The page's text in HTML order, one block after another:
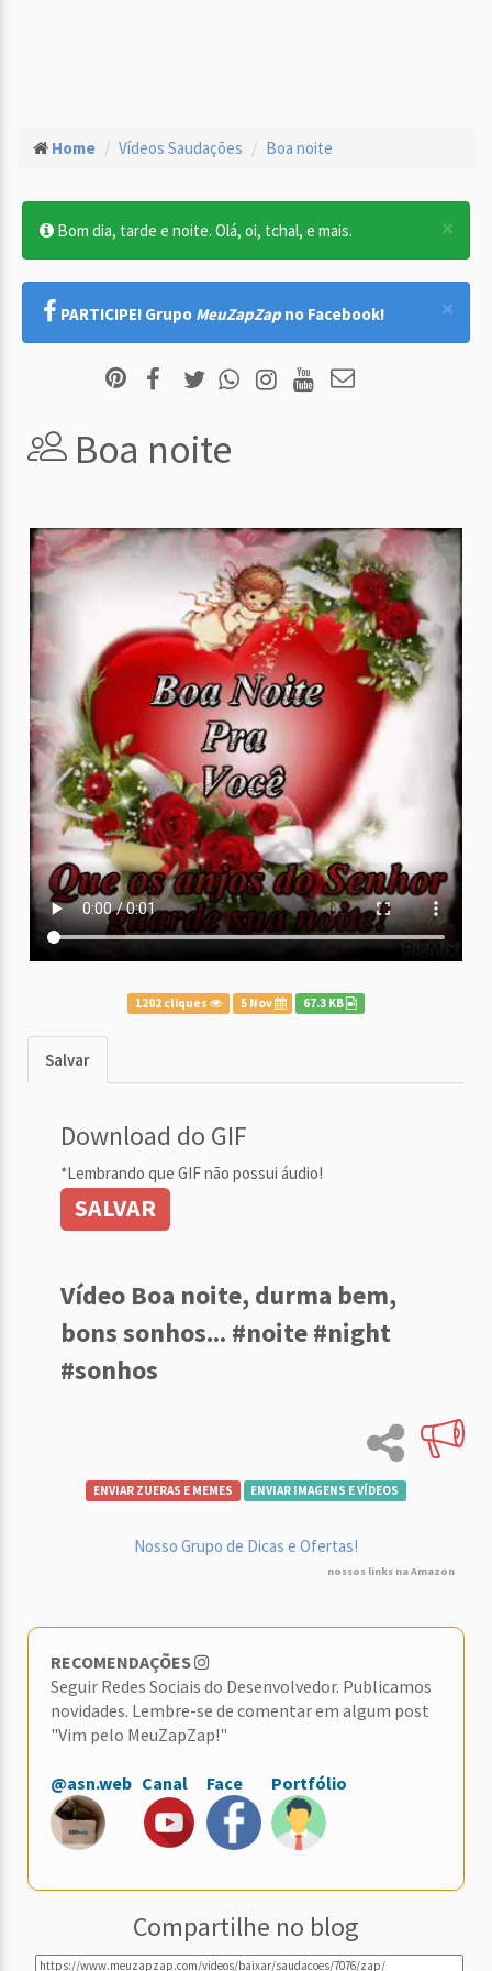
Home Vídeos Saudações Boa noite
×
Bom dia, tarde e noite. Olá, oi, tchal, e mais.
×
PARTICIPE! Grupo MeuZapZap no Facebook!
Boa noite
1202 cliques 5 Nov 67.3 KB
Salvar
Download do GIF
*Lembrando que GIF não possui áudio!
SALVAR
Vídeo Boa noite, durma bem,
bons sonhos... #noite #night
#sonhos
ENVIAR ZUERAS E MEMES ENVIAR IMAGENS E VÍDEOS
Nosso Grupo de Dicas e Ofertas!
nossos links na Amazon
RECOMENDAÇÕES
Seguir Redes Sociais do Desenvolvedor. Publicamos
novidades. Lembre-se de comentar em algum post
"Vim pelo MeuZapZap!"
@asn.web Canal Face Portfólio
Compartilhe no blog